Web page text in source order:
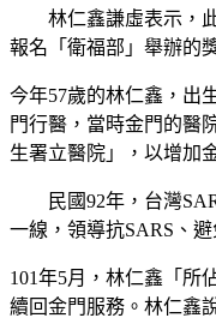
林仁鑫謙虛表示，此
報名「衛福部」舉辦的
今年57歲的林仁鑫，出
門行醫，當時金門的醫
生署立醫院」，以增加
民國92年，台灣
一線，領導抗SARS、
101年5月，林仁鑫「所
續回金門服務。林仁鑫